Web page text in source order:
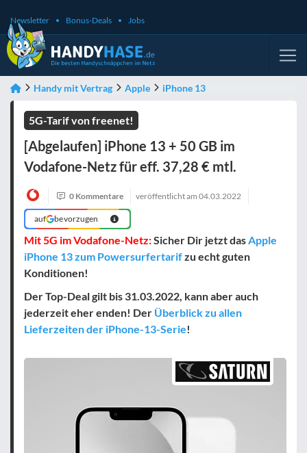
Newsletter Bonus-Deals Jobs
Handy mit Vertrag Apple iPhone 13
5G-Tarif von freenet!
[Abgelaufen] iPhone 13 + 50 GB im
Vodafone-Netz für eff. 37,28 € mtl.
0 Kommentare veröffentlicht am04.03.2022
auf bevorzugen
Mit 5G im Vodafone-Netz:Sicher Dir jetzt dasApple
iPhone 13 zum Powersurfertarifzu echt guten
Konditionen!
Der Top-Deal gilt bis 31.03.2022, kann aber auch
jederzeit eher enden! Der Überblick zu allen
Lieferzeiten der iPhone-13-Serie!